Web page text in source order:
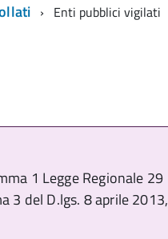
Enti pubblici vigilati
1 Legge Regionale 29
3 del D.lgs. 8 aprile 2013,